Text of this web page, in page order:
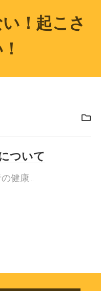
！起こさ
ついて
健康...